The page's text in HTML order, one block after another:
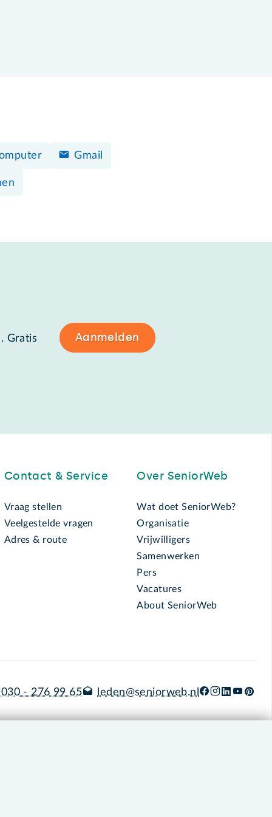
Gmail
Gratis Aanmelden
Contact & Service
Vraag stellen
Veelgestelde vragen
Adres & route
Over SeniorWeb
Wat doet SeniorWeb?
Organisatie
Vrijwilligers
Samenwerken
Pers
Vacatures
About SeniorWeb
030 - 276 99 65 leden@seniorweb.nl